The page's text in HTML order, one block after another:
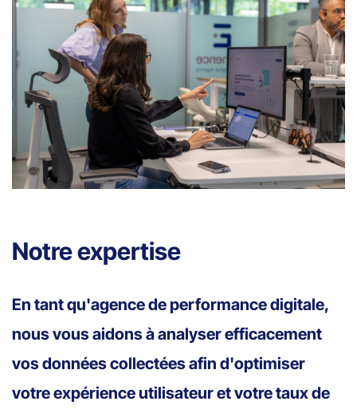
Notre expertise
En tant qu'agence de performance digitale,
nous vous aidons à analyser efficacement
vos données collectées afin d'optimiser
votre expérience utilisateur et votre taux de